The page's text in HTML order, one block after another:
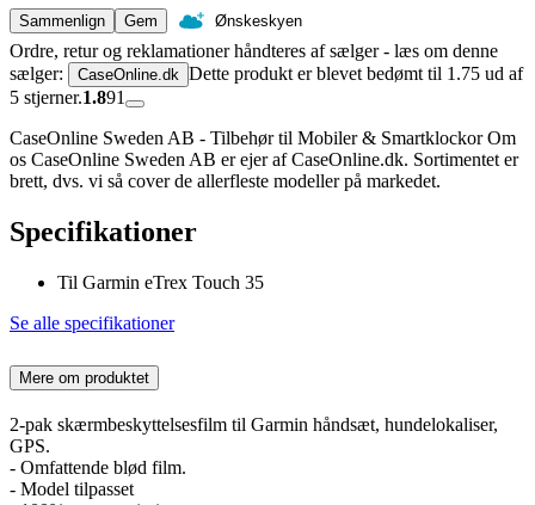
Sammenlign
Gem Ønskeskyen
Ordre, retur og reklamationer håndteres af sælger - læs om denne
sælger:
CaseOnline.dk Dette produkt er blevet bedømt til 1.75 ud af
5 stjerner.1.891
CaseOnline Sweden AB - Tilbehør til Mobiler & Smartklockor Om
os CaseOnline Sweden AB er ejer af CaseOnline.dk. Sortimentet er
brett, dvs. vi så cover de allerfleste modeller på markedet.
Specifikationer
Til Garmin eTrex Touch 35
Se alle specifikationer
Mere om produktet
2-pak skærmbeskyttelsesfilm til Garmin håndsæt, hundelokaliser,
GPS.
- Omfattende blød film.
- Model tilpasset